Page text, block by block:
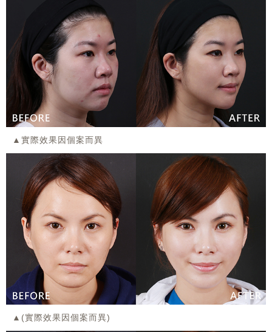
▲實際效果因個案而異
▲(實際效果因個案而異)